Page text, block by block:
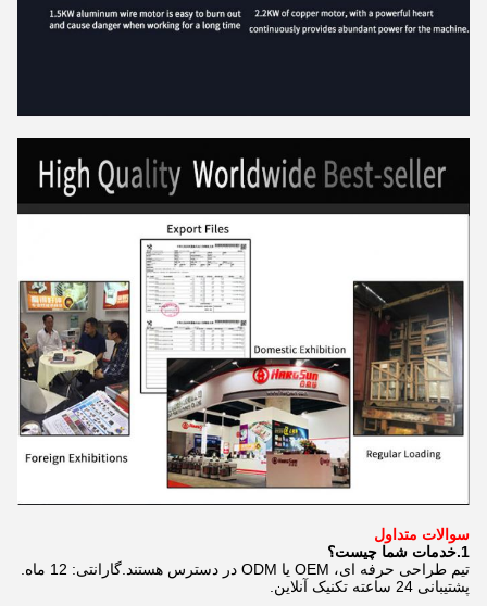
سوالات متداول
1. خدمات شما چیست؟
تیم طراحی حرفه ای، OEM یا ODM در دسترس هستند.گارانتی: 12 ماه.
پشتیبانی 24 ساعته تکنیک آنلاین.